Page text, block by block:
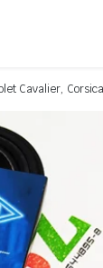
Cavalier,